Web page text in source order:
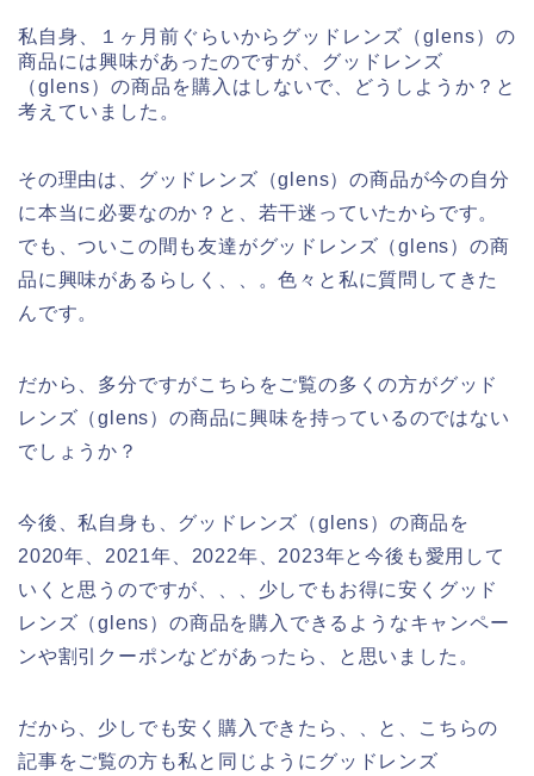
私自身、１ヶ月前ぐらいからグッドレンズ（glens）の
商品には興味があったのですが、グッドレンズ
（glens）の商品を購入はしないで、どうしようか？と
考えていました。
その理由は、グッドレンズ（glens）の商品が今の自分
に本当に必要なのか？と、若干迷っていたからです。
でも、ついこの間も友達がグッドレンズ（glens）の商
品に興味があるらしく、、。色々と私に質問してきた
んです。
だから、多分ですがこちらをご覧の多くの方がグッド
レンズ（glens）の商品に興味を持っているのではない
でしょうか？
今後、私自身も、グッドレンズ（glens）の商品を
2020年、2021年、2022年、2023年と今後も愛用して
いくと思うのですが、、、少しでもお得に安くグッド
レンズ（glens）の商品を購入できるようなキャンペー
ンや割引クーポンなどがあったら、と思いました。
だから、少しでも安く購入できたら、、と、こちらの
記事をご覧の方も私と同じようにグッドレンズ